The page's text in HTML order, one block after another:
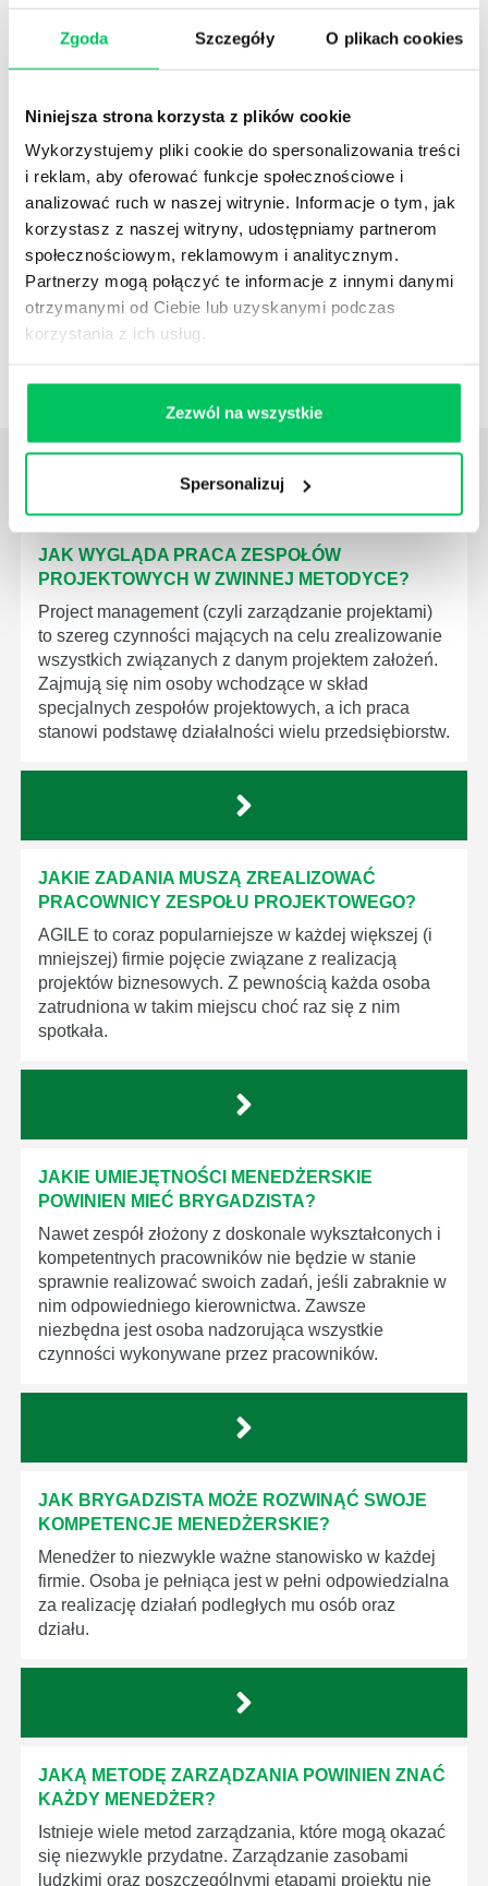
Zgoda Szczegóły O plikach cookies
Niniejsza strona korzysta z plików cookie
Wykorzystujemy pliki cookie do spersonalizowania treści
i reklam, aby oferować funkcje społecznościowe i
analizować ruch w naszej witrynie. Informacje o tym, jak
korzystasz z naszej witryny, udostępniamy partnerom
społecznościowym, reklamowym i analitycznym.
Partnerzy mogą połączyć te informacje z innymi danymi
otrzymanymi od Ciebie lub uzyskanymi podczas
korzystania z ich usług.
Zezwól na wszystkie
Spersonalizuj
oszczędności czasu i informacji. Stawia
wiarygodność i profesjonalizm nad relację i
ZOBACZ SZKOLENIE
NEWSLETTER HR
Zapisz się na nasz
narzędziowy newsletter
dla praktyków HR
. Rozwijaj się z partnerem,
który naprawdę rozumie HR i biznes
ZOBACZ
z tej strefy wiedzy
JAK WYGLĄDA PRACA ZESPOŁÓW
PROJEKTOWYCH W ZWINNEJ METODYCE?
Project management (czyli zarządzanie projektami)
to szereg czynności mających na celu zrealizowanie
wszystkich związanych z danym projektem założeń.
Zajmują się nim osoby wchodzące w skład
specjalnych zespołów projektowych, a ich praca
stanowi podstawę działalności wielu przedsiębiorstw.
JAKIE ZADANIA MUSZĄ ZREALIZOWAĆ
PRACOWNICY ZESPOŁU PROJEKTOWEGO?
AGILE to coraz popularniejsze w każdej większej (i
mniejszej) firmie pojęcie związane z realizacją
projektów biznesowych. Z pewnością każda osoba
zatrudniona w takim miejscu choć raz się z nim
spotkała.
JAKIE UMIEJĘTNOŚCI MENEDŻERSKIE
POWINIEN MIEĆ BRYGADZISTA?
Nawet zespół złożony z doskonale wykształconych i
kompetentnych pracowników nie będzie w stanie
sprawnie realizować swoich zadań, jeśli zabraknie w
nim odpowiedniego kierownictwa. Zawsze
niezbędna jest osoba nadzorująca wszystkie
czynności wykonywane przez pracowników.
JAK BRYGADZISTA MOŻE ROZWINĄĆ SWOJE
KOMPETENCJE MENEDŻERSKIE?
Menedżer to niezwykle ważne stanowisko w każdej
firmie. Osoba je pełniąca jest w pełni odpowiedzialna
za realizację działań podległych mu osób oraz
działu.
JAKĄ METODĘ ZARZĄDZANIA POWINIEN ZNAĆ
KAŻDY MENEDŻER?
Istnieje wiele metod zarządzania, które mogą okazać
się niezwykle przydatne. Zarządzanie zasobami
ludzkimi oraz poszczególnymi etapami projektu nie